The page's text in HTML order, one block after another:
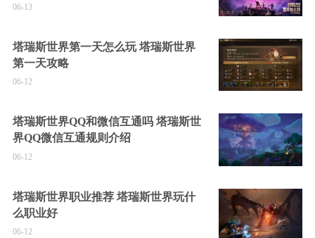
06-13
塔瑞斯世界第一天怎么玩 塔瑞斯世界
第一天攻略
06-12
塔瑞斯世界QQ和微信互通吗 塔瑞斯世
界QQ微信互通规则介绍
06-12
塔瑞斯世界职业推荐 塔瑞斯世界玩什
么职业好
06-12